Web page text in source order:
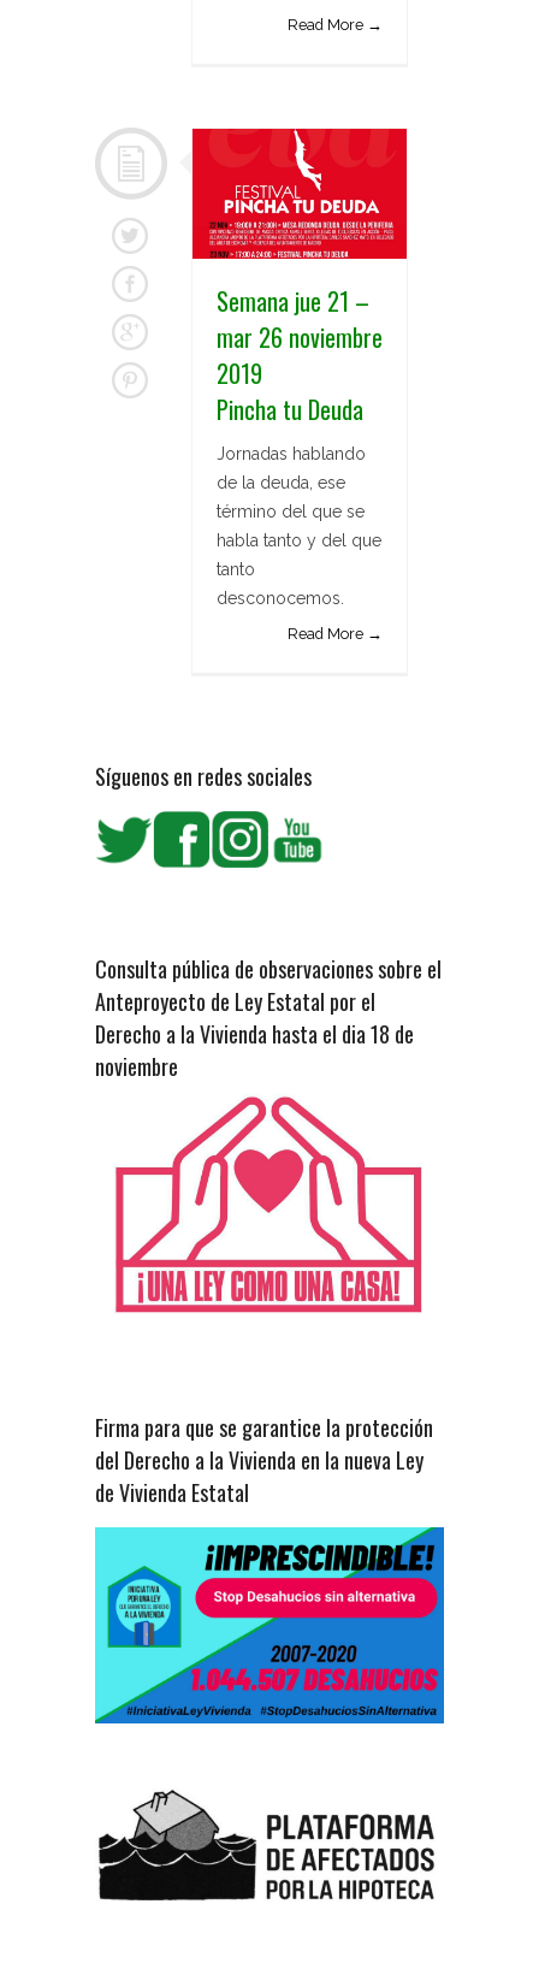
Read More →
Semana jue 21 –
mar 26 noviembre
2019
Pincha tu Deuda
Jornadas hablando
de la deuda, ese
término del que se
habla tanto y del que
tanto
desconocemos.
Read More →
Síguenos en redes sociales
Consulta pública de observaciones sobre el
Anteproyecto de Ley Estatal por el
Derecho a la Vivienda hasta el dia 18 de
noviembre
Firma para que se garantice la protección
del Derecho a la Vivienda en la nueva Ley
de Vivienda Estatal